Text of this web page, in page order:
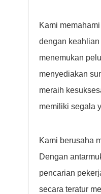
Kami
dengan keahlian
menemukan
menyediakan
meraih
memiliki segala
Kami berusaha
Dengan
pencarian
secara teratur